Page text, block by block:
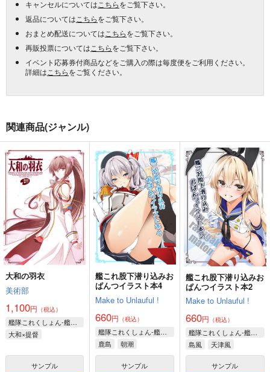
キャンセルについては こちらをご覧下さい。
返品については こちらをご覧下さい。
おまとめ配送については こちらをご覧下さい。
再販投票については こちらをご覧下さい。
イベント応募券付商品などをご購入の際は毎度便をご利用ください。
詳細は こちらをご覧ください。
関連商品(ジャンル)
大和の羽衣
美術部
1,100円 （税込）
艦隊これくしょん-艦これ-
大和×提督
サンプル
艦これ股下潜り込みお
ぱんつイラスト本4
Make to Unlauful !
660円 （税込）
艦隊これくしょん-艦これ-
鹿島
朝潮
サンプル
艦これ股下潜り込みお
ぱんつイラスト本2
Make to Unlauful !
660円 （税込）
艦隊これくしょん-艦これ-
島風
天津風
サンプル